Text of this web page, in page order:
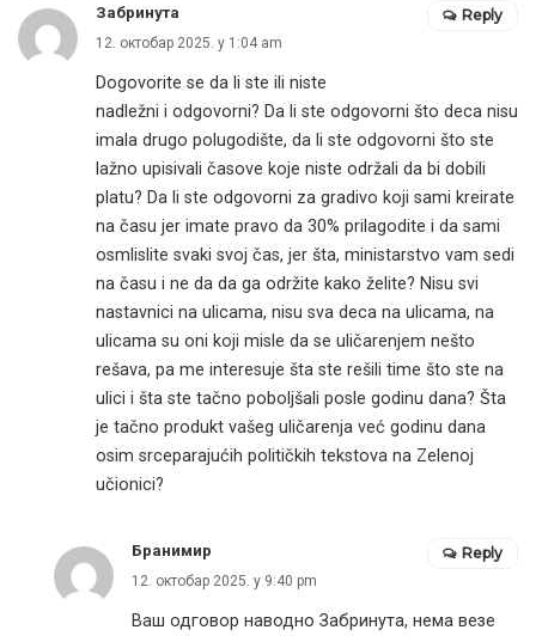
Забринута
12. октобар 2025. у 1:04 am
Dogovorite se da li ste ili niste
nadležni i odgovorni? Da li ste odgovorni što deca nisu
imala drugo polugodište, da li ste odgovorni što ste
lažno upisivali časove koje niste održali da bi dobili
platu? Da li ste odgovorni za gradivo koji sami kreirate
na času jer imate pravo da 30% prilagodite i da sami
osmlislite svaki svoj čas, jer šta, ministarstvo vam sedi
na času i ne da da ga održite kako želite? Nisu svi
nastavnici na ulicama, nisu sva deca na ulicama, na
ulicama su oni koji misle da se uličarenjem nešto
rešava, pa me interesuje šta ste rešili time što ste na
ulici i šta ste tačno poboljšali posle godinu dana? Šta
je tačno produkt vašeg uličarenja već godinu dana
osim srceparajućih političkih tekstova na Zelenoj
učionici?
Reply
Бранимир
12. октобар 2025. у 9:40 pm
Ваш одговор наводно Забринута, нема везе
Reply